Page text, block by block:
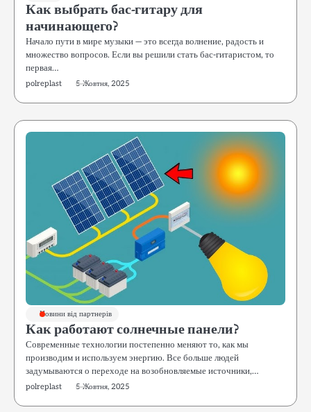
Как выбрать бас-гитару для
начинающего?
Начало пути в мире музыки — это всегда волнение, радость и
множество вопросов. Если вы решили стать бас-гитаристом, то
первая…
polreplast 5 Жовтня, 2025
Новини від партнерів
Как работают солнечные панели?
Современные технологии постепенно меняют то, как мы
производим и используем энергию. Все больше людей
задумываются о переходе на возобновляемые источники,…
polreplast 5 Жовтня, 2025